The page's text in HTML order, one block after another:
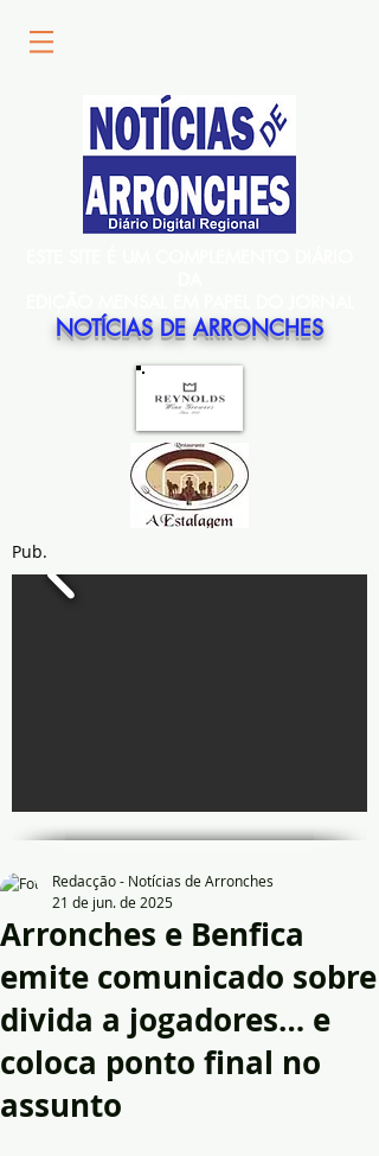
NOTÍCIAS DE ARRONCHES
Pub.
Arronches e Benfica
emite comunicado sobre
divida a jogadores… e
coloca ponto final no
assunto
Redacção - Notícias de Arronches
21 de jun. de 2025